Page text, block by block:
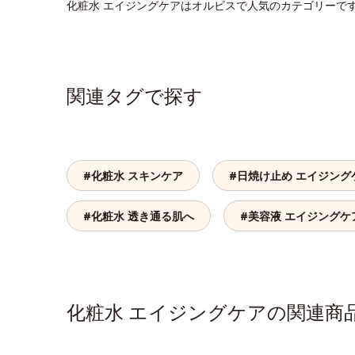
化粧水 エイジングケアはオルビスで人気のカテゴリー
関連タグで探す
#化粧水 スキンケア #日焼け止め エイジング
#化粧水 透き通る肌へ #美容液 エイジングケ
化粧水 エイジングケアの関連